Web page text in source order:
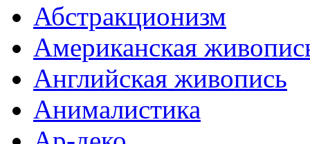
Абстракционизм
Американская
Английская живопись
Анималистика